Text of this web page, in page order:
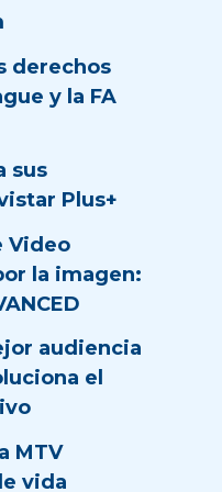
derechos
y la FA
sus
Plus+
Video
la imagen:
audiencia
el
MTV
vida